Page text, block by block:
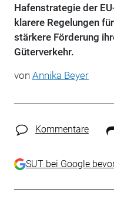
Hafenstrategie der
klarere Regelungen
stärkere Förderung
Güterverkehr.
von Annika Beyer
Kommentare
SUT bei Google